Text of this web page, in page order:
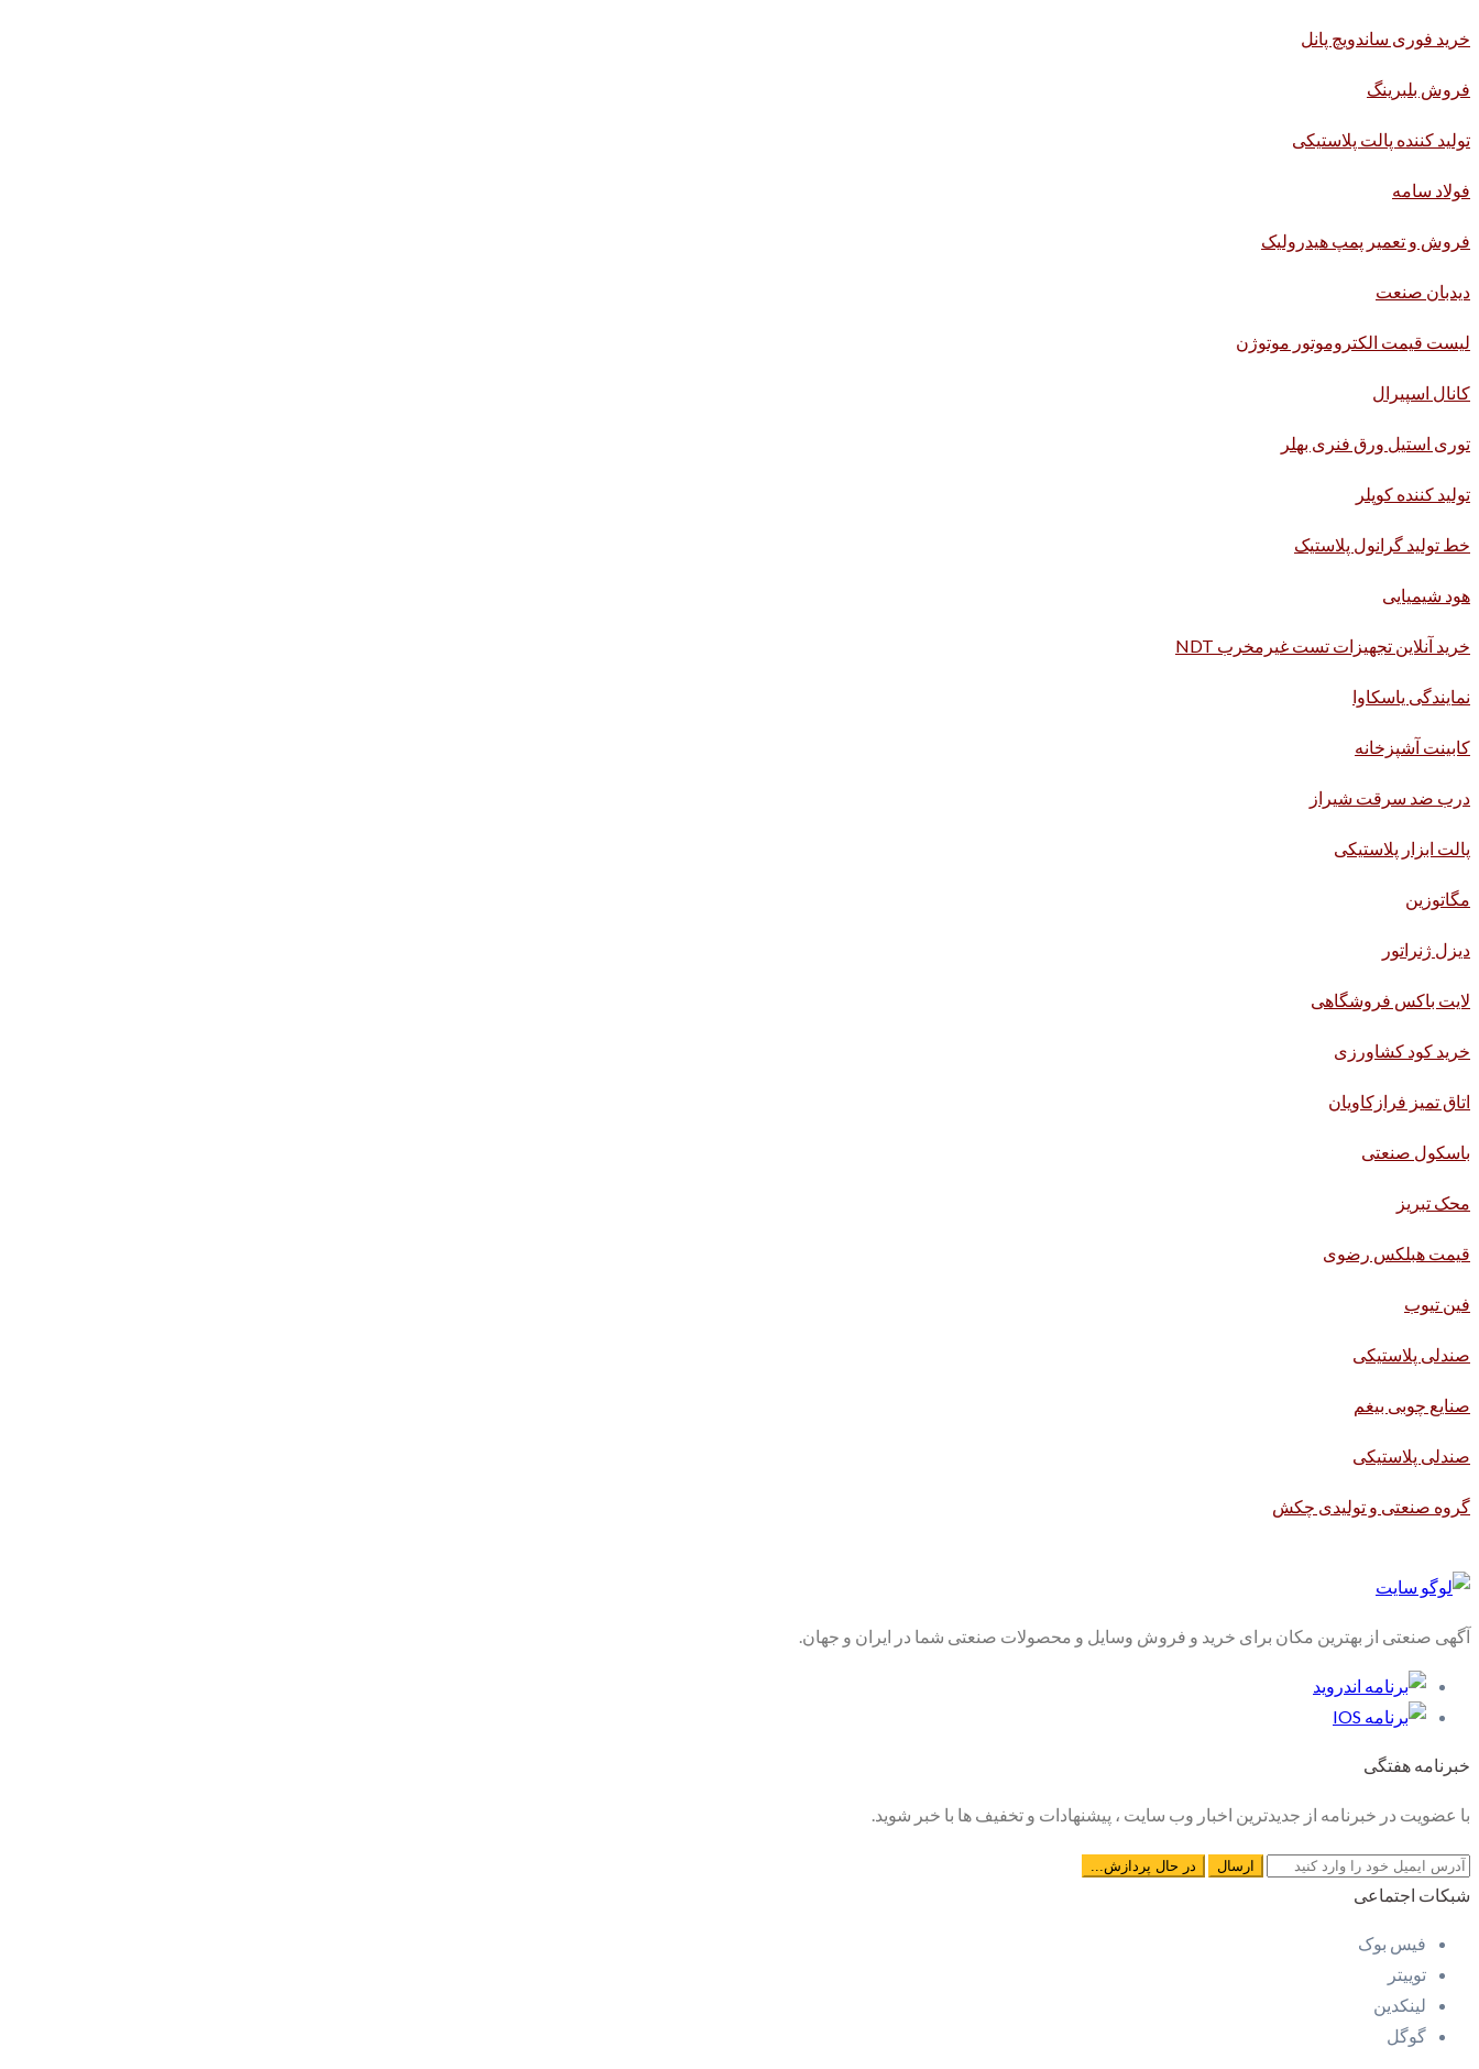
خرید فوری ساندویچ پانل
فروش بلبرینگ
تولید کننده پالت پلاستیکی
فولاد سامه
فروش و تعمیر پمپ هیدرولیک
دیدبان صنعت
لیست قیمت الکتروموتور موتوژن
کانال اسپیرال
توری استیل ورق فنری بهلر
تولید کننده کوپلر
خط تولید گرانول پلاستیک
هود شیمیایی
خرید آنلاین تجهیزات تست غیرمخرب NDT
نمایندگی یاسکاوا
کابینت آشپزخانه
درب ضد سرقت شیراز
پالت ابزار پلاستیکی
مگاتوزین
دیزل ژنراتور
لایت باکس فروشگاهی
خرید کود کشاورزی
اتاق تمیز فرازکاویان
باسکول صنعتی
محک تبریز
قیمت هبلکس رضوی
فین تیوب
صندلی پلاستیکی
صنایع چوبی بیغم
صندلی پلاستیکی
گروه صنعتی و تولیدی چکش
آگهی صنعتی از بهترین مکان برای خرید و فروش وسایل و محصولات صنعتی شما در ایران و جهان.
خبرنامه هفتگی
با عضویت در خبرنامه از جدیدترین اخبار وب سایت ، پیشنهادات و تخفیف ها با خبر شوید.
شبکات اجتماعی
فیس بوک
توییتر
لینکدین
گوگل